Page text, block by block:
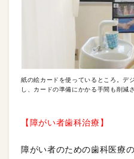
紙の絵カードを使っているところ。デ
し、カードの準備にかかる手間も削減
【障がい者歯科治療】
障がい者のための歯科医療